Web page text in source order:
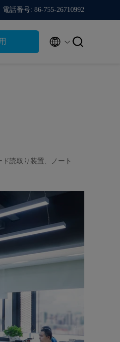
電話番号: 86-755-26710992
 
読取り装置、ノート